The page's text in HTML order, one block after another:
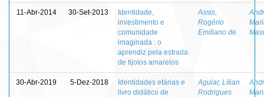
11-Abr-2014 30-Set-2013
Identidade,
investimento e
comunidade
imaginada : o
aprendiz pela estrada
de tijolos amarelos
Assis,
Rogério
Emiliano de
30-Abr-2019 5-Dez-2018
Identidades etárias e
livro didático de
Aguiar, Lílian
Rodrigues